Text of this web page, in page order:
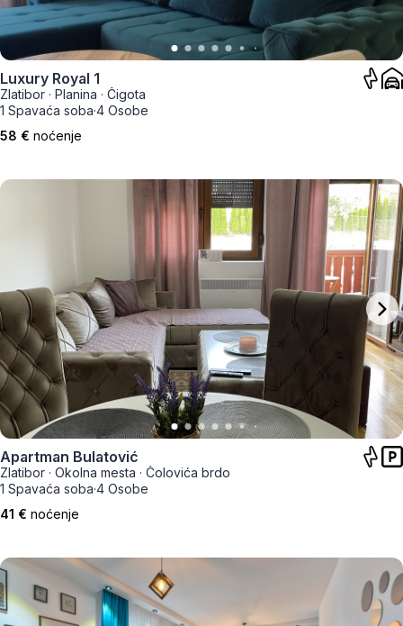
Luxury Royal 1
Zlatibor · Planina · Čigota
1 Spavaća soba·4 Osobe
58 € noćenje
Apartman Bulatović
Zlatibor · Okolna mesta · Čolovića brdo
1 Spavaća soba·4 Osobe
41 € noćenje